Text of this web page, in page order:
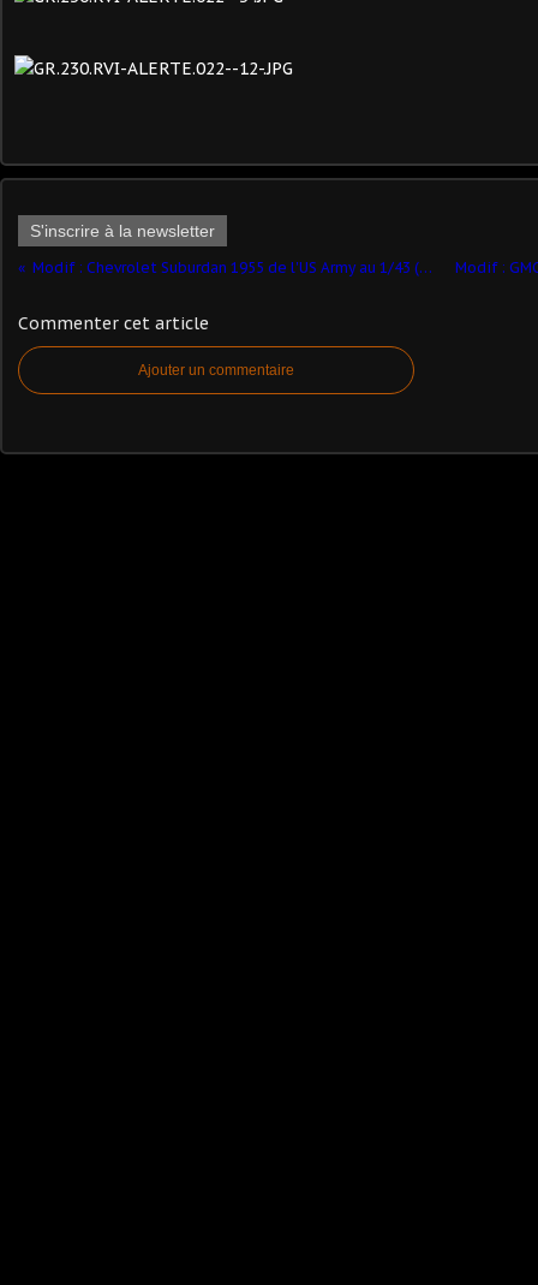
S'inscrire à la newsletter
Modif : Chevrolet Suburdan 1955 de l'US Army au 1/43 (par Hervé)
Commenter cet article
Ajouter un commentaire